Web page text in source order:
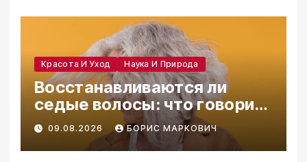
Красота И Уход Наука И Природа
Восстанавливаются ли
седые волосы: что говорит
наука
09.08.2026 БОРИС МАРКОВИЧ